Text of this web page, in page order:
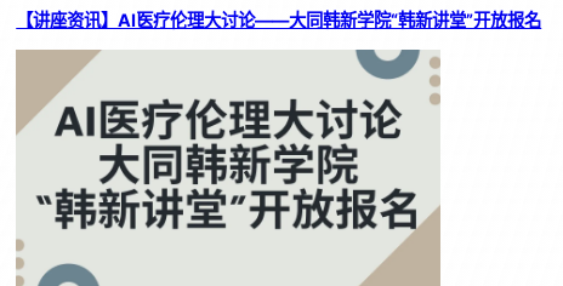
【讲座资讯】AI医疗伦理大讨论——大同韩新学院“韩新讲堂”开放报名